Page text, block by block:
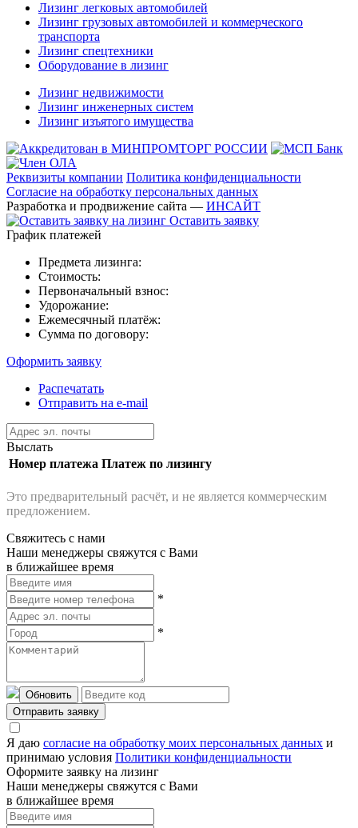
Лизинг легковых автомобилей
Лизинг грузовых автомобилей и коммерческого
транспорта
Лизинг спецтехники
Оборудование в лизинг
Лизинг недвижимости
Лизинг инженерных систем
Лизинг изъятого имущества
Реквизиты компании Политика конфиденциальности
Согласие на обработку персональных данных
Разработка и продвижение сайта — ИНСАЙТ
Оставить заявку
График платежей
Предмета лизинга:
Стоимость:
Первоначальный взнос:
Удорожание:
Ежемесячный платёж:
Сумма по договору:
Оформить заявку
Распечатать
Отправить на e-mail
Выслать
Номер платежа Платеж по лизингу
Это предварительный расчёт, и не является коммерческим
предложением.
Свяжитесь с нами
Наши менеджеры свяжутся с Вами
в ближайшее время
*
*
Обновить
Отправить заявку
Я даю согласие на обработку моих персональных данных и
принимаю условия Политики конфиденциальности
Оформите заявку на лизинг
Наши менеджеры свяжутся с Вами
в ближайшее время